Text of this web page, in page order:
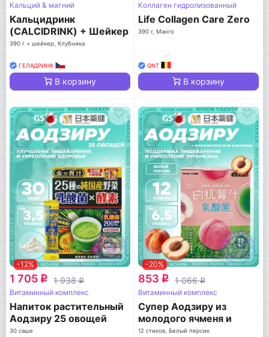
Кальций & магний
Кальцидринк
(CALCIDRINK) + Шейкер
390 г + шейкер, Клубника
ГЕЛАДРИНК
В корзину
Коллаген гидролизованный
Life Collagen Care Zero
390 г, Манго
QNT
В корзину
-12%
1 705 q 1 938q
Витаминный комплекс
Напиток растительный
Аодзиру 25 овощей
30 саше
-20%
853 q 1 066q
Витаминный комплекс
Супер Аодзиру из
молодого ячменя и
белого персика
12 стиков, Белый персик